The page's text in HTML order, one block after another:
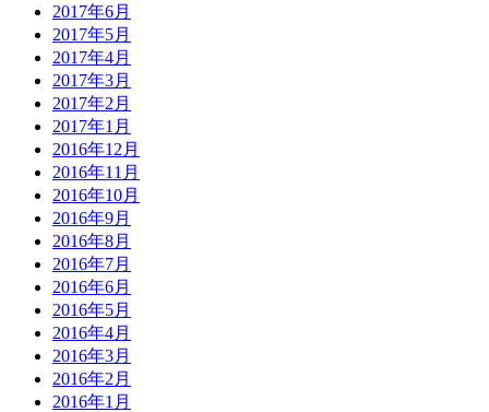
2017年6月
2017年5月
2017年4月
2017年3月
2017年2月
2017年1月
2016年12月
2016年11月
2016年10月
2016年9月
2016年8月
2016年7月
2016年6月
2016年5月
2016年4月
2016年3月
2016年2月
2016年1月